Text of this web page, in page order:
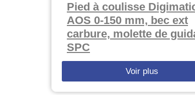
Pied à coulisse
AOS 0-150 mm, bec ext
carbure, molette de
SPC
Voir plus